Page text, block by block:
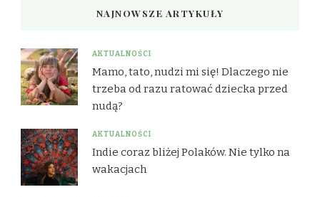
NAJNOWSZE ARTYKUŁY
AKTUALNOŚCI
Mamo, tato, nudzi mi się! Dlaczego nie
trzeba od razu ratować dziecka przed
nudą?
AKTUALNOŚCI
Indie coraz bliżej Polaków. Nie tylko na
wakacjach